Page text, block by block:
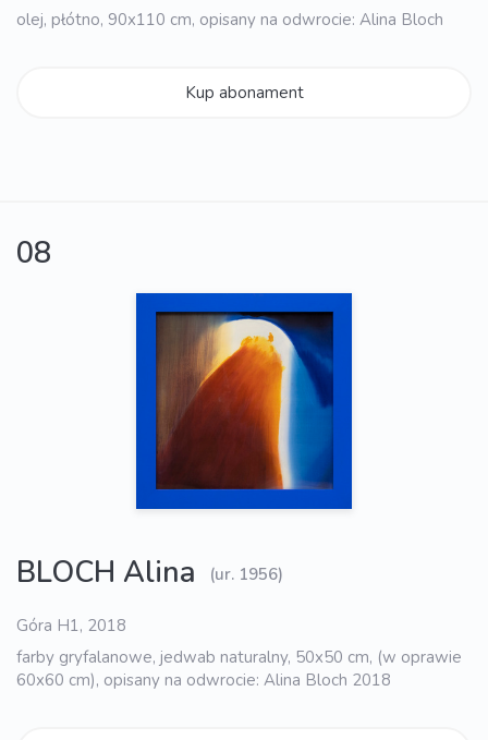
olej, płótno, 90x110 cm, opisany na odwrocie: Alina Bloch
Kup abonament
08
BLOCH Alina (ur. 1956)
Góra H1, 2018
farby gryfalanowe, jedwab naturalny, 50x50 cm, (w oprawie
60x60 cm), opisany na odwrocie: Alina Bloch 2018